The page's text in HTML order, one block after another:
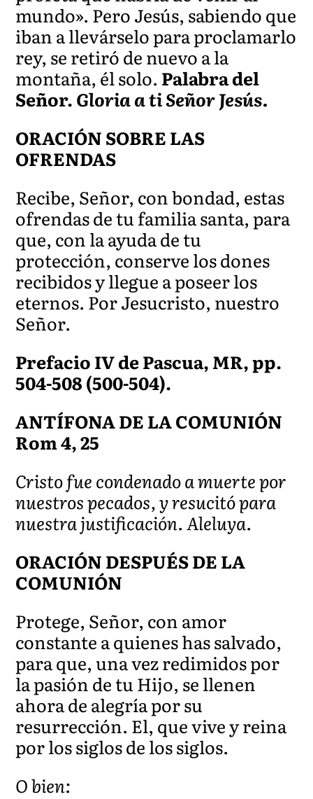
mundo». Pero Jesús, sabiendo que
iban a llevárselo para proclamarlo
rey, se retiró de nuevo a la
montaña, él solo. Palabra del
Señor.Gloria a ti Señor Jesús.
ORACIÓN SOBRE LAS
OFRENDAS
Recibe, Señor, con bondad, estas
ofrendas de tu familia santa, para
que, con la ayuda de tu
protección, conserve los dones
recibidos y llegue a poseer los
eternos. Por Jesucristo, nuestro
Señor.
Prefacio IV de Pascua, MR, pp.
504-508 (500-504).
ANTÍFONA DE LA COMUNIÓN
Rom 4, 25
Cristo fue condenado a muerte por
nuestros pecados, y resucitó para
nuestra justificación. Aleluya.
ORACIÓN DESPUÉS DE LA
COMUNIÓN
Protege, Señor, con amor
constante a quienes has salvado,
para que, una vez redimidos por
la pasión de tu Hijo, se llenen
ahora de alegría por su
resurrección. El, que vive y reina
por los siglos de los siglos.
O bien: